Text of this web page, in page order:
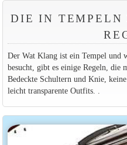
DIE IN TEMPELN
Der Wat Klang ist ein Tempel und
besucht, gibt es einige Regeln, die
Bedeckte Schultern und Knie,
leicht transparente Outfits. .